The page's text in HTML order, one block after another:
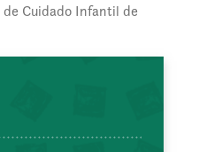
Cuidado Infantil de